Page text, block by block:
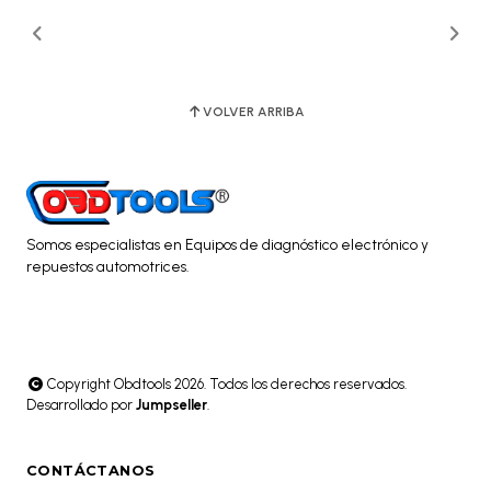
VOLVER ARRIBA
Somos especialistas en Equipos de diagnóstico electrónico y
repuestos automotrices.
Copyright Obdtools 2026. Todos los derechos reservados.
Desarrollado por Jumpseller.
CONTÁCTANOS